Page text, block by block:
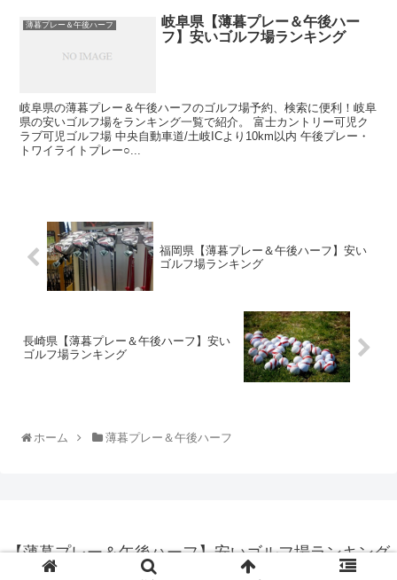
薄暮プレー＆午後ハーフ
岐阜県【薄暮プレー＆午後ハー
フ】安いゴルフ場ランキング
岐阜県の薄暮プレー＆午後ハーフのゴルフ場予約、検索に便利！岐阜
県の安いゴルフ場をランキング一覧で紹介。 富士カントリー可児ク
ラブ可児ゴルフ場 中央自動車道/土岐ICより10km以内 午後プレー・
トワイライトプレー○...
福岡県【薄暮プレー＆午後ハーフ】安い
ゴルフ場ランキング
長崎県【薄暮プレー＆午後ハーフ】安い
ゴルフ場ランキング
ホーム 薄暮プレー＆午後ハーフ
【薄暮プレー＆午後ハーフ】安いゴルフ場ランキング